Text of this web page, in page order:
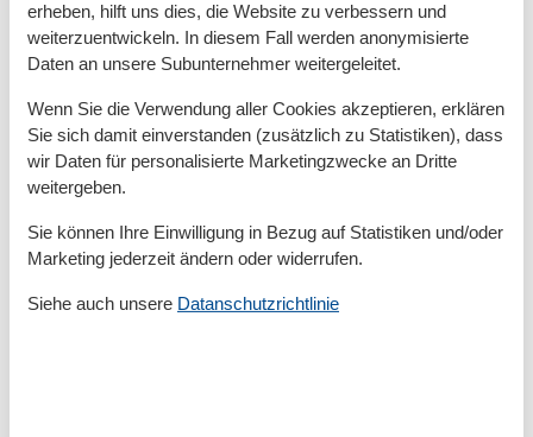
Haustiere
Kein Hund
Küche
Eisschrank-/Truhe
Gefrierfach
Glas-/Cerankochfeld
Küchenausstattung
Geschirrspülmaschine
erheben, hilft uns dies, die Website zu verbessern und
weiterzuentwickeln. In diesem Fall werden anonymisierte
Daten an unsere Subunternehmer weitergeleitet.
Wenn Sie die Verwendung aller Cookies akzeptieren, erklären
Sie sich damit einverstanden (zusätzlich zu Statistiken), dass
wir Daten für personalisierte Marketingzwecke an Dritte
weitergeben.
Sie können Ihre Einwilligung in Bezug auf Statistiken und/oder
Marketing jederzeit ändern oder widerrufen.
Siehe auch unsere Datanschutzrichtlinie